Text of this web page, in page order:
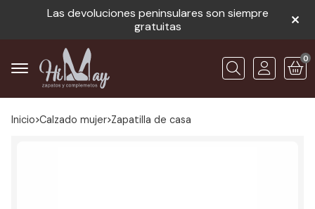
Las devoluciones peninsulares son siempre
gratuitas
Buscar
0
Inicio calzado mujer zapatilla de casa